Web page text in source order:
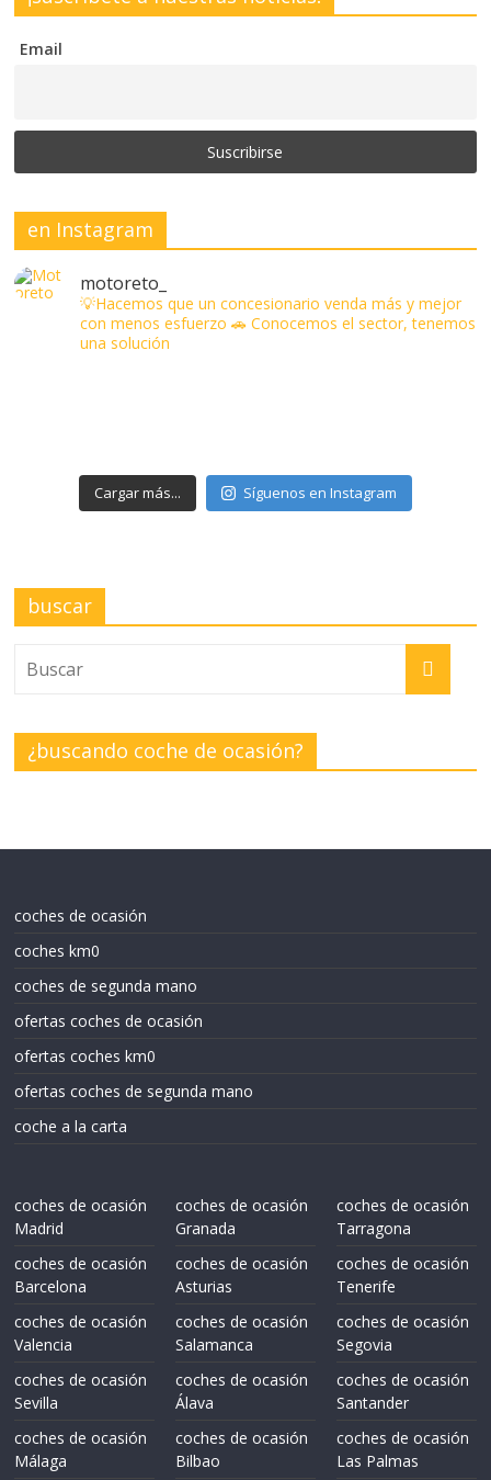
Email
en Instagram
motoreto_
💡Hacemos que un concesionario venda más y mejor
con menos esfuerzo 🚗 Conocemos el sector, tenemos
una solución
Cargar más... Síguenos en Instagram
buscar
¿buscando coche de ocasión?
coches de ocasión
coches km0
coches de segunda mano
ofertas coches de ocasión
ofertas coches km0
ofertas coches de segunda mano
coche a la carta
coches de ocasión
Madrid
coches de ocasión
Barcelona
coches de ocasión
Valencia
coches de ocasión
Sevilla
coches de ocasión
Málaga
coches de ocasión
Granada
coches de ocasión
Asturias
coches de ocasión
Salamanca
coches de ocasión
Álava
coches de ocasión
Bilbao
coches de ocasión
Tarragona
coches de ocasión
Tenerife
coches de ocasión
Segovia
coches de ocasión
Santander
coches de ocasión
Las Palmas